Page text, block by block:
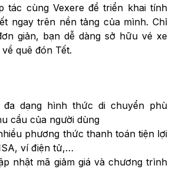
tác cùng Vexere để triển khai tính
ngay trên nền tảng của mình. Chỉ
giản, bạn dễ dàng sở hữu vé xe
quê đón Tết.
đa dạng hình thức di chuyển phù
cầu của người dùng
phương thức thanh toán tiện lợi
ví điện tử,…
nhật mã giảm giá và chương trình